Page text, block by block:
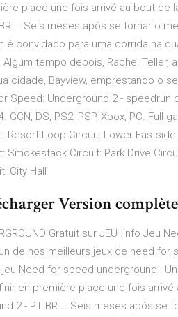
place une fois arrivé au bout de
… Seis meses após se tornar o
é convidado para uma corrida na
tempo depois, Rachel Teller,
cidade, Bayview, emprestando o
Speed: Underground 2 -
DS, PS2, PSP, Xbox, PC.
Resort Loop Circuit: Lower
Smokestack Circuit: Park Drive
City Hall
Version
Gratuit sur JEU .info
de nos meilleurs jeux de need for
Need for speed underground :
en première place une fois
2 - PT BR … Seis meses após se